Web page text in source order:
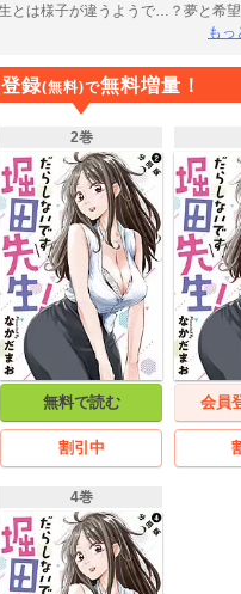
とは様子が違うようで…？夢と希
生の赤裸々な私生活をのぞき見し
も
録(無料)で無料増量！
2巻
無料で読む
割引中
会員
4巻